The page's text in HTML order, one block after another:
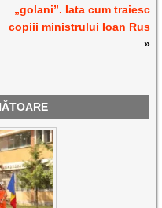
„golani”. Iata cum traiesc
copiii ministrului Ioan Rus
»